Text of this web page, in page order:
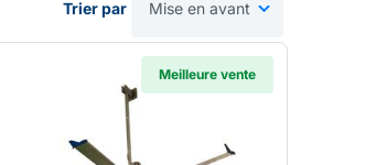
Trier par
Meilleure vente